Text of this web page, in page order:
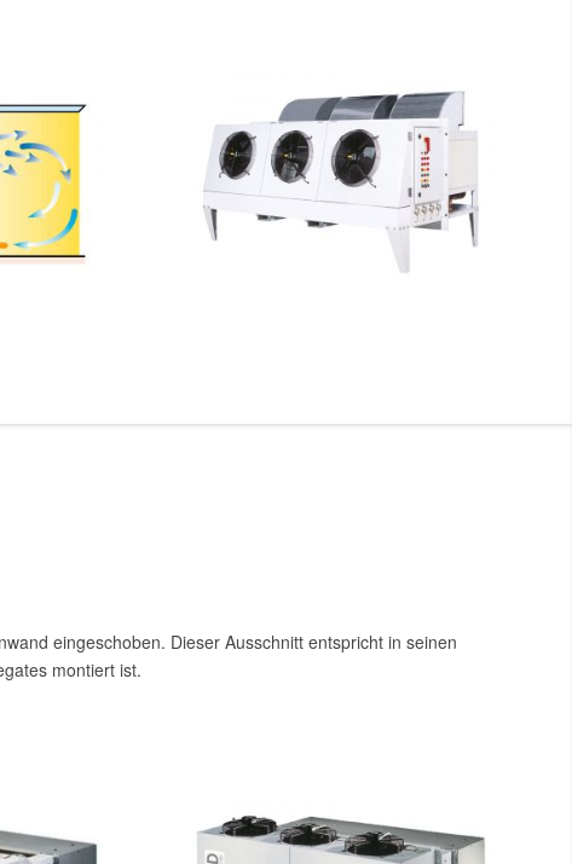
eingeschoben. Dieser Ausschnitt entspricht in seinen
montiert ist.